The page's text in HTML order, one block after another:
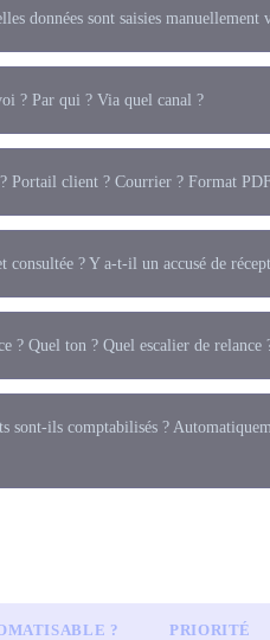
données sont saisies manuellement
? Par qui ? Via quel canal ?
Portail client ? Courrier ? Format
consultée ? Y a-t-il un accusé de
? Quel ton ? Quel escalier de relance
sont-ils comptabilisés ?
? PRIORITÉ